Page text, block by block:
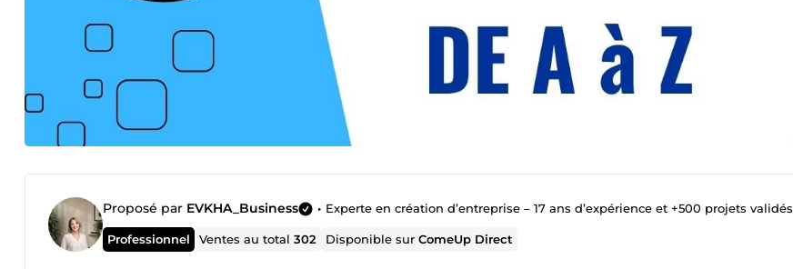
Proposé par EVKHA_Business • Experte en création d’entreprise – 17 ans d’expérience et +500 projets validés
Professionnel Ventes au total302 Disponible surComeUp Direct